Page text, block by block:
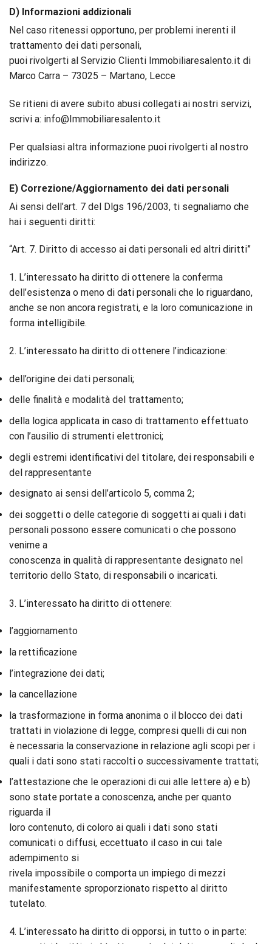
D) Informazioni addizionali
Nel caso ritenessi opportuno, per problemi inerenti il
trattamento dei dati personali,
puoi rivolgerti al Servizio Clienti Immobiliaresalento.it di
Marco Carra – 73025 – Martano, Lecce
Se ritieni di avere subito abusi collegati ai nostri servizi,
scrivi a: info@Immobiliaresalento.it
Per qualsiasi altra informazione puoi rivolgerti al nostro
indirizzo.
E) Correzione/Aggiornamento dei dati personali
Ai sensi dell’art. 7 del Dlgs 196/2003, ti segnaliamo che
hai i seguenti diritti:
“Art. 7. Diritto di accesso ai dati personali ed altri diritti”
1. L’interessato ha diritto di ottenere la conferma
dell’esistenza o meno di dati personali che lo riguardano,
anche se non ancora registrati, e la loro comunicazione in
forma intelligibile.
2. L’interessato ha diritto di ottenere l’indicazione:
dell’origine dei dati personali;
delle finalità e modalità del trattamento;
della logica applicata in caso di trattamento effettuato
con l’ausilio di strumenti elettronici;
degli estremi identificativi del titolare, dei responsabili e
del rappresentante
designato ai sensi dell’articolo 5, comma 2;
dei soggetti o delle categorie di soggetti ai quali i dati
personali possono essere comunicati o che possono
venirne a
conoscenza in qualità di rappresentante designato nel
territorio dello Stato, di responsabili o incaricati.
3. L’interessato ha diritto di ottenere:
l’aggiornamento
la rettificazione
l’integrazione dei dati;
la cancellazione
la trasformazione in forma anonima o il blocco dei dati
trattati in violazione di legge, compresi quelli di cui non
è necessaria la conservazione in relazione agli scopi per i
quali i dati sono stati raccolti o successivamente trattati;
l’attestazione che le operazioni di cui alle lettere a) e b)
sono state portate a conoscenza, anche per quanto
riguarda il
loro contenuto, di coloro ai quali i dati sono stati
comunicati o diffusi, eccettuato il caso in cui tale
adempimento si
rivela impossibile o comporta un impiego di mezzi
manifestamente sproporzionato rispetto al diritto
tutelato.
4. L’interessato ha diritto di opporsi, in tutto o in parte: